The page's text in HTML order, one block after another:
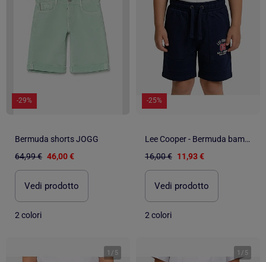
-29%
Bermuda shorts JOGG
64,99 € 46,00 €
Vedi prodotto
2 colori
-25%
Lee Cooper - Bermuda bambino
16,00 € 11,93 €
Vedi prodotto
2 colori
1 / 5 1 / 5